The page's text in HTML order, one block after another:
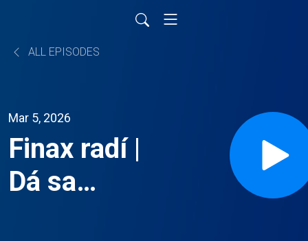
ALL EPISODES
Mar 5, 2026
Finax radí |
Dá sa